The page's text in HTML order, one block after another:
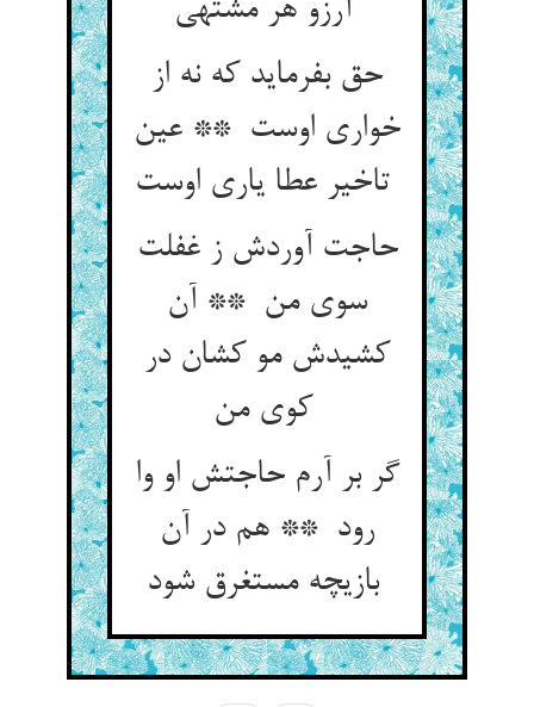
حق بفرماید که نه از
خواری اوست ** عین
حاجت آوردش ز غفلت
سوی من ** آن
کشیدش مو کشان در
کوی من
گر بر آرم حاجتش او وا
رود ** هم در آن
بازیچه مستغرق شود